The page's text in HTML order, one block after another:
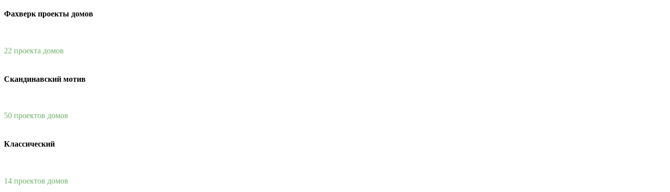
Фахверк проекты домов
22 проекта домов
Скандинавский мотив
50 проектов домов
Классический
14 проектов домов